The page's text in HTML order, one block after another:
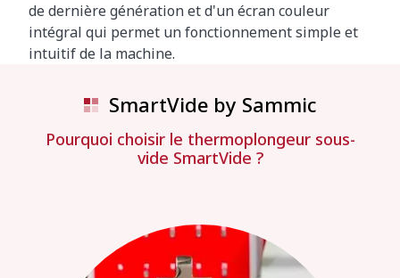
de dernière génération et d'un écran couleur
intégral qui permet un fonctionnement simple et
intuitif de la machine.
SmartVide by Sammic
Pourquoi choisir le thermoplongeur sous-
vide SmartVide ?